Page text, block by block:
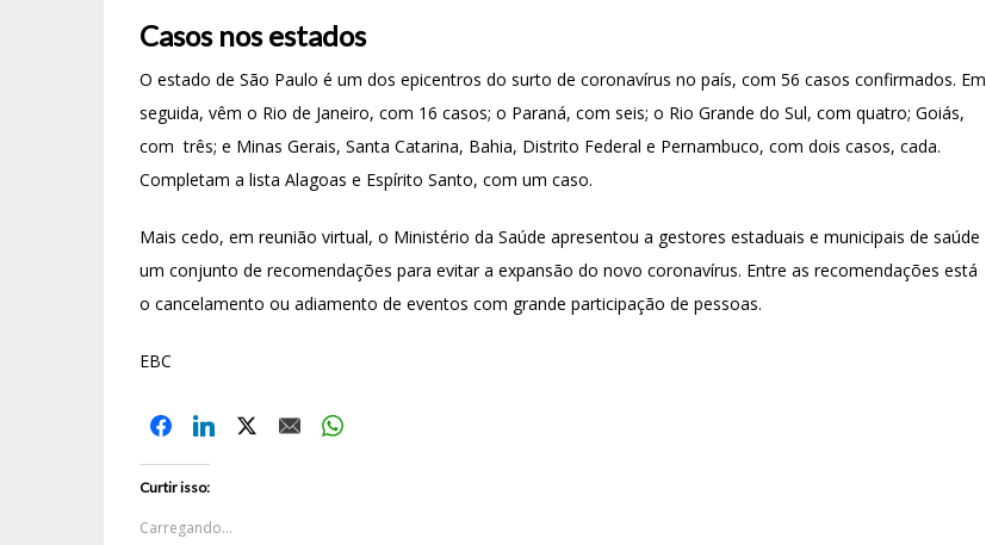
Casos nos estados
O estado de São Paulo é um dos epicentros do surto de coronavírus no país, com 56 casos confirmados. Em
seguida, vêm o Rio de Janeiro, com 16 casos; o Paraná, com seis; o Rio Grande do Sul, com quatro; Goiás,
com três; e Minas Gerais, Santa Catarina, Bahia, Distrito Federal e Pernambuco, com dois casos, cada.
Completam a lista Alagoas e Espírito Santo, com um caso.
Mais cedo, em reunião virtual, o Ministério da Saúde apresentou a gestores estaduais e municipais de saúde
um conjunto de recomendações para evitar a expansão do novo coronavírus. Entre as recomendações está
o cancelamento ou adiamento de eventos com grande participação de pessoas.
EBC
Curtir isso:
Carregando...